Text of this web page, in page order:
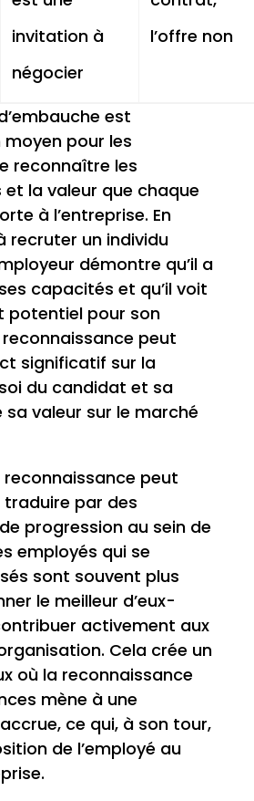
invitation à
négocier
l’offre non
est
pour les
reconnaître les
la valeur que chaque
à l’entreprise. En
recruter un individu
démontre qu’il a
capacités et qu’il voit
potentiel pour son
peut
significatif sur la
du candidat et sa
valeur sur le marché
peut
par des
progression au sein de
employés qui se
sont souvent plus
le meilleur d’eux-
activement aux
Cela crée un
où la reconnaissance
mène à une
ce qui, à son tour,
de l’employé au